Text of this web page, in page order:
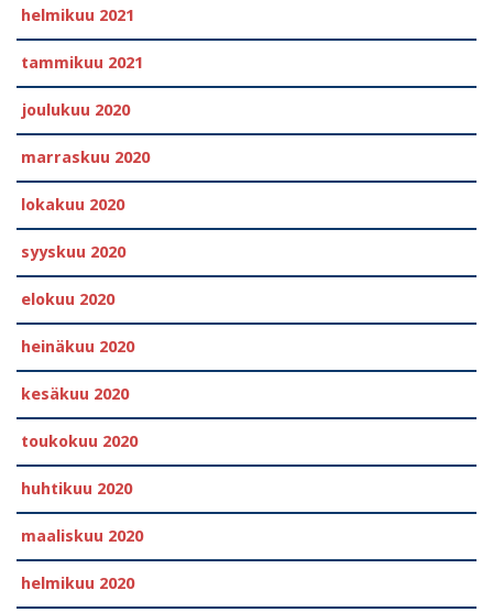
helmikuu 2021
tammikuu 2021
joulukuu 2020
marraskuu 2020
lokakuu 2020
syyskuu 2020
elokuu 2020
heinäkuu 2020
kesäkuu 2020
toukokuu 2020
huhtikuu 2020
maaliskuu 2020
helmikuu 2020